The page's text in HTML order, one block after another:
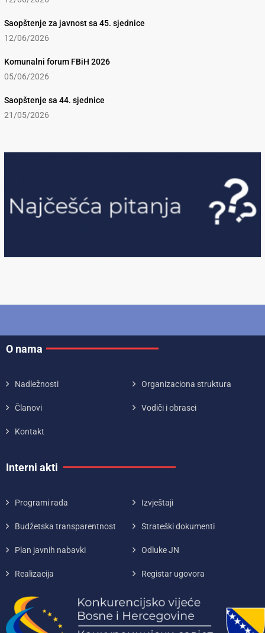
Saopštenje za javnost sa 45. sjednice
12/06/2026
Komunalni forum FBiH 2026
05/06/2026
Saopštenje sa 44. sjednice
21/05/2026
O nama
Nadležnosti Organizaciona struktura
Članovi Vodiči i obrasci
Kontakt
Interni akti
Programi rada Izvještaji
Budžetska transparentnost Strateški dokumenti
Plan javnih nabavki Odluke JN
Realizacija Registar ugovora